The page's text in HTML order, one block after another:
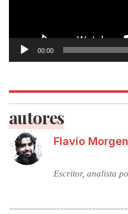
00:00
autores
Flavio
Escritor, analista